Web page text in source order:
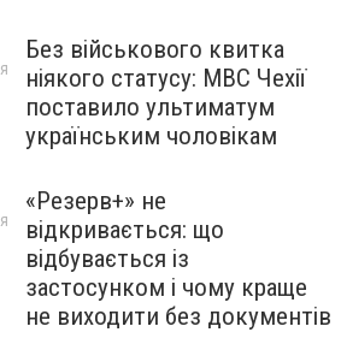
Без військового квитка
ніякого статусу: МВС Чехії
поставило ультиматум
українським чоловікам
«Резерв+» не
відкривається: що
відбувається із
застосунком і чому краще
не виходити без документів